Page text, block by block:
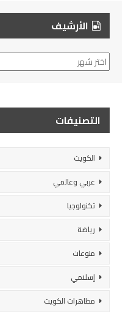
الأرشيف
الأرشيف
التصنيفات
الكويت
عربي وعالمي
تكنولوجيا
رياضة
منوعات
إسلامي
مظاهرات الكويت